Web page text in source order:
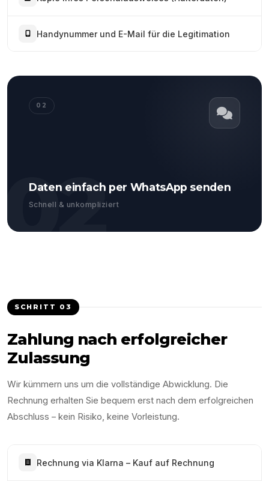
Handynummer und E-Mail für die Legitimation
02
02
Daten einfach per WhatsApp senden
Schnell & unkompliziert
SCHRITT 03
Zahlung nach erfolgreicher
Zulassung
Wir kümmern uns um die vollständige Abwicklung. Die
Rechnung erhalten Sie bequem erst nach dem erfolgreichen
Abschluss – kein Risiko, keine Vorleistung.
Rechnung via Klarna – Kauf auf Rechnung